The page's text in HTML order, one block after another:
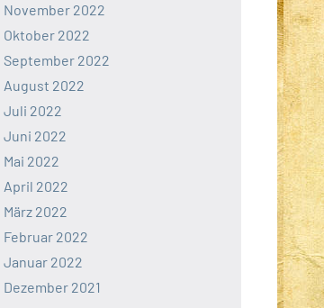
November 2022
Oktober 2022
September 2022
August 2022
Juli 2022
Juni 2022
Mai 2022
April 2022
März 2022
Februar 2022
Januar 2022
Dezember 2021